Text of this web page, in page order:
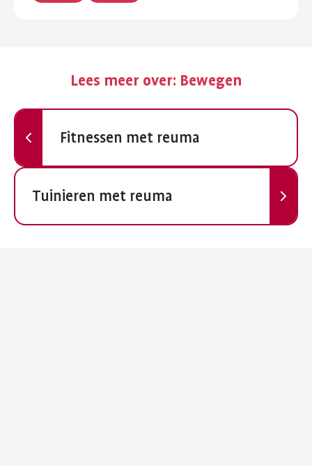
Lees meer over: Bewegen
Vorige
Fitnessen met reuma
Volgende
Tuinieren met reuma